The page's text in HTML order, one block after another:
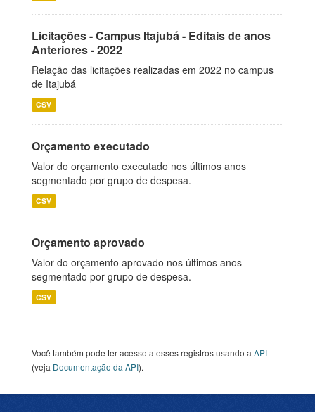
Licitações - Campus Itajubá - Editais de anos
Anteriores - 2022
Relação das licitações realizadas em 2022 no campus
de Itajubá
CSV
Orçamento executado
Valor do orçamento executado nos últimos anos
segmentado por grupo de despesa.
CSV
Orçamento aprovado
Valor do orçamento aprovado nos últimos anos
segmentado por grupo de despesa.
CSV
Você também pode ter acesso a esses registros usando a API
(veja Documentação da API).